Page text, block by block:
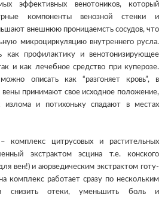
эффективных венотоников, который
компоненты венозной стенки и
внешнюю проницаемсть сосудов, что
микроциркуляцию внутреннего русла.
как профилактику и венотонизирующее
и как лечебное средство при куперозе.
описать как “разгоняет кровь”, в
вены принимают свое исходное положение,
излома и потихоньку спадают в местах
комплекс цитрусовых и растительных
экстрактом эсцина т.е. конского
вен!) и аюрведическим экстрактом готу-
комплекс работает сразу по нескольким
снизить отеки, уменьшить боль и